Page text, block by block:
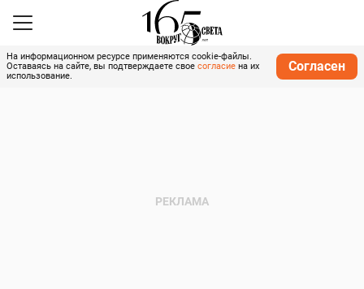
На информационном ресурсе применяются cookie-файлы.
Оставаясь на сайте, вы подтверждаете свое согласие на их
использование.
Согласен